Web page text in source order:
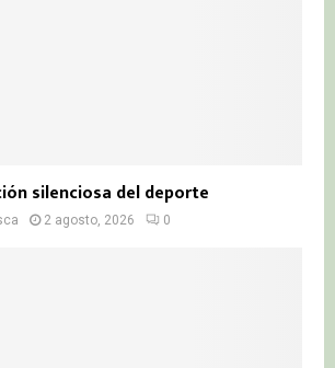
silenciosa del deporte
2 agosto, 2026 0